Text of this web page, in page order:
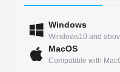
Windows
Windows10 and
MacOS
Compatible with